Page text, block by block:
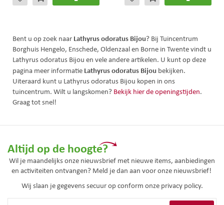
Bent u op zoek naar Lathyrus odoratus Bijou? Bij Tuincentrum
Borghuis Hengelo, Enschede, Oldenzaal en Borne in Twente vindt u
Lathyrus odoratus Bijou en vele andere artikelen. U kunt op deze
pagina meer informatie Lathyrus odoratus Bijou bekijken.
Uiteraard kunt u Lathyrus odoratus Bijou kopen in ons
tuincentrum. Wilt u langskomen? Bekijk hier de openingstijden.
Graag tot snel!
Altijd op de hoogte?
Wil je maandelijks onze nieuwsbrief met nieuwe items, aanbiedingen
en activiteiten ontvangen? Meld je dan aan voor onze nieuwsbrief!
Wij slaan je gegevens secuur op conform onze privacy policy.